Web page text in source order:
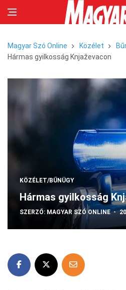
Magyar Szó Online Közélet
Hármas gyilkosság Knjaževacon
KÖZÉLET/BŰNÜGY
Hármas gyilkosság
SZERZŐ: MAGYAR SZÓ ONLINE